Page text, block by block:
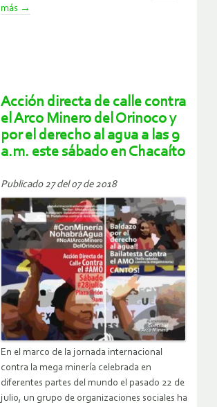
más →
Acción directa de calle contra
el Arco Minero del Orinoco y
por el derecho al agua a las 9
a.m. este sábado en Chacaíto
Publicado 27 del 07 de 2018
En el marco de la jornada internacional
contra la mega minería celebrada en
diferentes partes del mundo el pasado 22 de
julio, un grupo de organizaciones sociales ha